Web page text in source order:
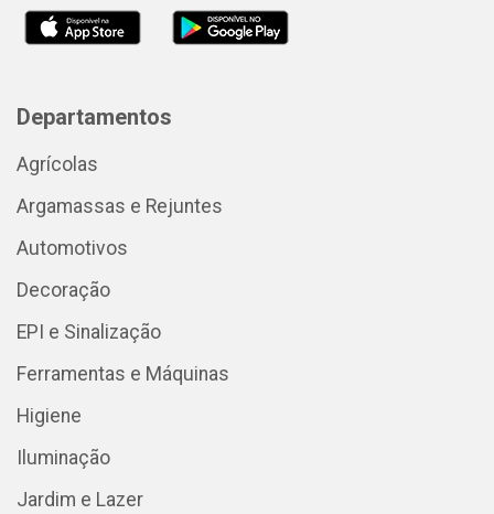
Departamentos
Agrícolas
Argamassas e Rejuntes
Automotivos
Decoração
EPI e Sinalização
Ferramentas e Máquinas
Higiene
Iluminação
Jardim e Lazer